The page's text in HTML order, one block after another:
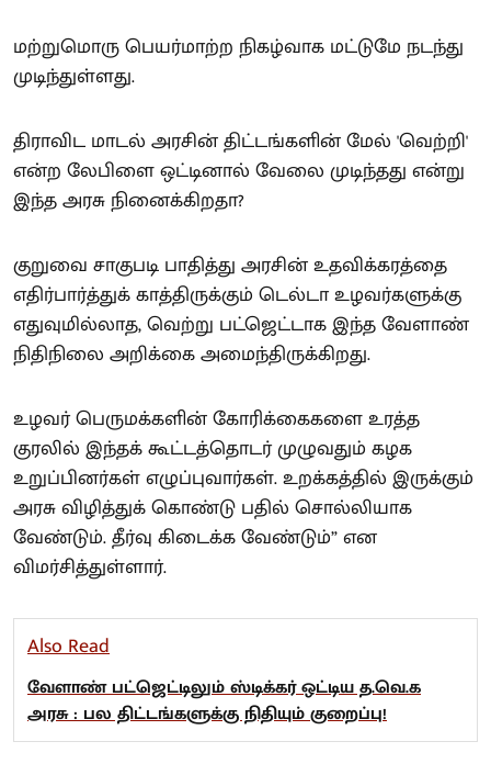
மற்றுமொரு பெயர்மாற்ற நிகழ்வாக மட்டுமே நடந்து
முடிந்துள்ளது.
திராவிட மாடல் அரசின் திட்டங்களின் மேல் 'வெற்றி'
என்ற லேபிளை ஒட்டினால் வேலை முடிந்தது என்று
இந்த அரசு நினைக்கிறதா?
குறுவை சாகுபடி பாதித்து அரசின் உதவிக்கரத்தை
எதிர்பார்த்துக் காத்திருக்கும் டெல்டா உழவர்களுக்கு
எதுவுமில்லாத, வெற்று பட்ஜெட்டாக இந்த வேளாண்
நிதிநிலை அறிக்கை அமைந்திருக்கிறது.
உழவர் பெருமக்களின் கோரிக்கைகளை உரத்த
குரலில் இந்தக் கூட்டத்தொடர் முழுவதும் கழக
உறுப்பினர்கள் எழுப்புவார்கள். உறக்கத்தில் இருக்கும்
அரசு விழித்துக் கொண்டு பதில் சொல்லியாக
வேண்டும். தீர்வு கிடைக்க வேண்டும்” என
விமர்சித்துள்ளார்.
Also Read
வேளாண் பட்ஜெட்டிலும் ஸ்டிக்கர் ஒட்டிய த.வெ.க
அரசு : பல திட்டங்களுக்கு நிதியும் குறைப்பு!